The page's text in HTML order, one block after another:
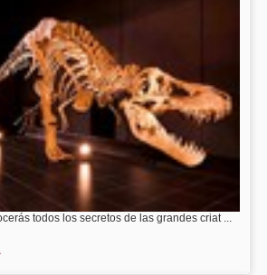
todos los secretos de las grandes criat ...